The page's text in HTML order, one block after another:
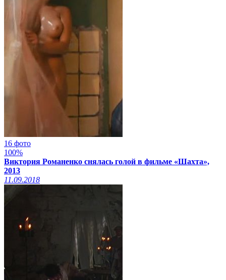
16 фото
100%
Виктория Романенко снялась голой в фильме «Шахта»,
2013
11.09.2018